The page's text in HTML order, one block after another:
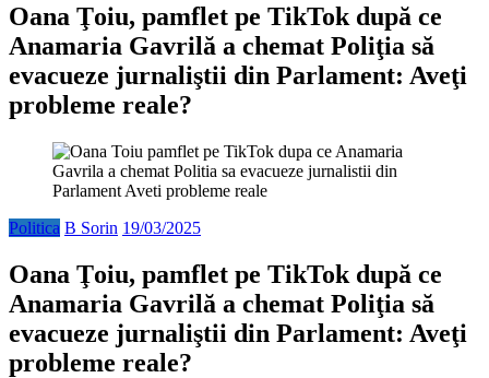
Oana Ţoiu, pamflet pe TikTok după ce
Anamaria Gavrilă a chemat Poliţia să
evacueze jurnaliştii din Parlament: Aveţi
probleme reale?
Politica B Sorin 19/03/2025
Oana Ţoiu, pamflet pe TikTok după ce
Anamaria Gavrilă a chemat Poliţia să
evacueze jurnaliştii din Parlament: Aveţi
probleme reale?